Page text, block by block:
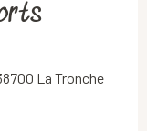
La Tronche